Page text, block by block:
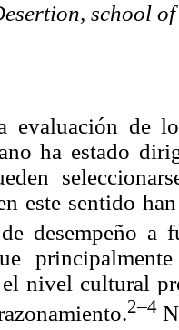
school
evaluación de
ha estado
este sentido
desempeño a
nivel cultural
2–4